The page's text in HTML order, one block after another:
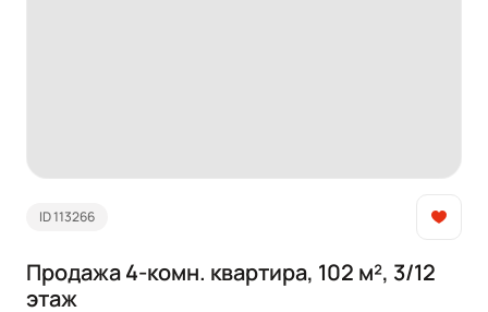
ID 113266
Продажа 4-комн. квартира, 102 м², 3/12
этаж